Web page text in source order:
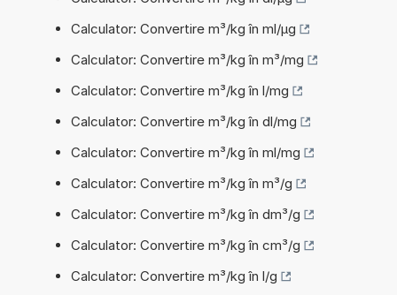
Calculator: Convertire m³/kg în ml/µg
Calculator: Convertire m³/kg în m³/mg
Calculator: Convertire m³/kg în l/mg
Calculator: Convertire m³/kg în dl/mg
Calculator: Convertire m³/kg în ml/mg
Calculator: Convertire m³/kg în m³/g
Calculator: Convertire m³/kg în dm³/g
Calculator: Convertire m³/kg în cm³/g
Calculator: Convertire m³/kg în l/g